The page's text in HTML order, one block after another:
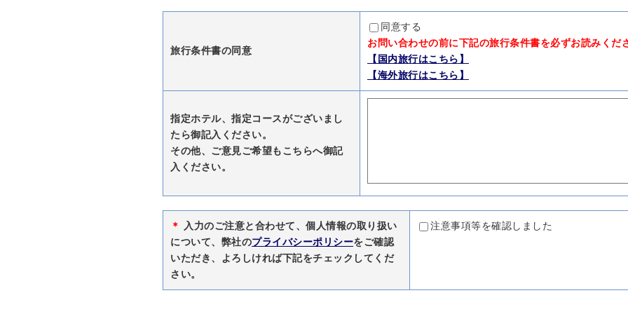
旅行条件書の同意
同意する
お問い合わせの前に下記の旅行条件書を必ずお読みくだ
【国内旅行はこちら】
【海外旅行はこちら】
指定ホテル、指定コースがございまし
たら御記入ください。
その他、ご意見ご希望もこちらへ御記
入ください。
＊
入力のご注意と合わせて、個人情報の取り扱い
について、弊社のプライバシーポリシーをご確認
いただき、よろしければ下記をチェックしてくだ
さい。
注意事項等を確認しました